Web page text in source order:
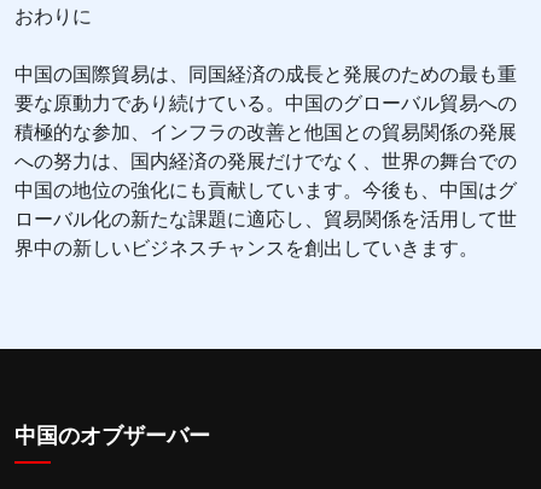
おわりに
中国の国際貿易は、同国経済の成長と発展のための最も重
要な原動力であり続けている。中国のグローバル貿易への
積極的な参加、インフラの改善と他国との貿易関係の発展
への努力は、国内経済の発展だけでなく、世界の舞台での
中国の地位の強化にも貢献しています。今後も、中国はグ
ローバル化の新たな課題に適応し、貿易関係を活用して世
界中の新しいビジネスチャンスを創出していきます。
中国のオブザーバー